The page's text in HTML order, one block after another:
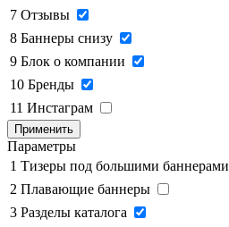
7 Отзывы
8 Баннеры снизу
9 Блок о компании
10 Бренды
11 Инстаграм
Применить
Параметры
1 Тизеры под большими баннерами
2 Плавающие баннеры
3 Разделы каталога